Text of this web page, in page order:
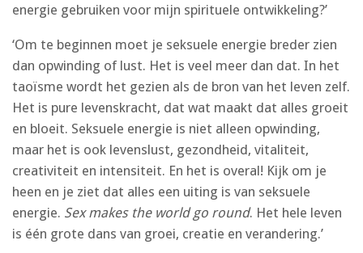
energie gebruiken voor mijn spirituele ontwikkeling?’
‘Om te beginnen moet je seksuele energie breder zien
dan opwinding of lust. Het is veel meer dan dat. In het
taoïsme wordt het gezien als de bron van het leven zelf.
Het is pure levenskracht, dat wat maakt dat alles groeit
en bloeit. Seksuele energie is niet alleen opwinding,
maar het is ook levenslust, gezondheid, vitaliteit,
creativiteit en intensiteit. En het is overal! Kijk om je
heen en je ziet dat alles een uiting is van seksuele
energie. Sex makes the world go round. Het hele leven
is één grote dans van groei, creatie en verandering.’